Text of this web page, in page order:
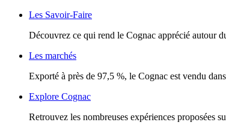
Les Savoir-Faire
Découvrez ce qui rend le Cognac apprécié autour
Les marchés
Exporté à près de 97,5 %, le Cognac est vendu
Explore Cognac
Retrouvez les nombreuses expériences proposées